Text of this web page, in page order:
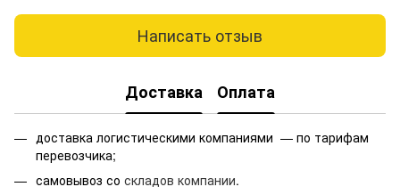
Написать отзыв
Доставка Оплата
доставка логистическими компаниями — по тарифам
перевозчика;
самовывоз со складов компании.